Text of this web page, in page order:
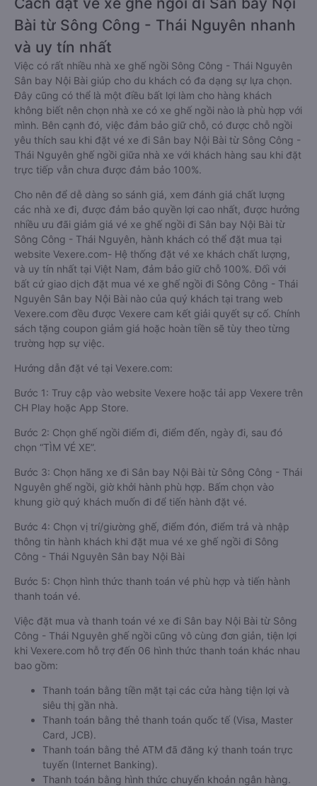
Bài từ Sông Công - Thái Nguyên nhanh
và uy tín nhất
Việc có rất nhiều nhà xe ghế ngồi Sông Công - Thái Nguyên
Sân bay Nội Bài giúp cho du khách có đa dạng sự lựa chọn.
Đây cũng có thể là một điều bất lợi làm cho hàng khách
không biết nên chọn nhà xe có xe ghế ngồi nào là phù hợp với
mình. Bên cạnh đó, việc đảm bảo giữ chỗ, có được chỗ ngồi
yêu thích sau khi đặt vé xe đi Sân bay Nội Bài từ Sông Công -
Thái Nguyên ghế ngồi giữa nhà xe với khách hàng sau khi đặt
trực tiếp vẫn chưa được đảm bảo 100%.
Cho nên để dễ dàng so sánh giá, xem đánh giá chất lượng
các nhà xe đi, được đảm bảo quyền lợi cao nhất, được hưởng
nhiều ưu đãi giảm giá vé xe ghế ngồi đi Sân bay Nội Bài từ
Sông Công - Thái Nguyên, hành khách có thể đặt mua tại
website Vexere.com- Hệ thống đặt vé xe khách chất lượng,
và uy tín nhất tại Việt Nam, đảm bảo giữ chỗ 100%. Đối với
bất cứ giao dịch đặt mua vé xe ghế ngồi đi Sông Công - Thái
Nguyên Sân bay Nội Bài nào của quý khách tại trang web
Vexere.com đều được Vexere cam kết giải quyết sự cố. Chính
sách tặng coupon giảm giá hoặc hoàn tiền sẽ tùy theo từng
trường hợp sự việc.
Hướng dẫn đặt vé tại Vexere.com:
Bước 1: Truy cập vào website Vexere hoặc tải app Vexere trên
CH Play hoặc App Store.
Bước 2: Chọn ghế ngồi điểm đi, điểm đến, ngày đi, sau đó
chọn “TÌM VÉ XE”.
Bước 3: Chọn hãng xe đi Sân bay Nội Bài từ Sông Công - Thái
Nguyên ghế ngồi, giờ khởi hành phù hợp. Bấm chọn vào
khung giờ quý khách muốn đi để tiến hành đặt vé.
Bước 4: Chọn vị trí/giường ghế, điểm đón, điểm trả và nhập
thông tin hành khách khi đặt mua vé xe ghế ngồi đi Sông
Công - Thái Nguyên Sân bay Nội Bài
Bước 5: Chọn hình thức thanh toán vé phù hợp và tiến hành
thanh toán vé.
Việc đặt mua và thanh toán vé xe đi Sân bay Nội Bài từ Sông
Công - Thái Nguyên ghế ngồi cũng vô cùng đơn giản, tiện lợi
khi Vexere.com hỗ trợ đến 06 hình thức thanh toán khác nhau
bao gồm:
Thanh toán bằng tiền mặt tại các cửa hàng tiện lợi và
siêu thị gần nhà.
Thanh toán bằng thẻ thanh toán quốc tế (Visa, Master
Card, JCB).
Thanh toán bằng thẻ ATM đã đăng ký thanh toán trực
tuyến (Internet Banking).
Thanh toán bằng hình thức chuyển khoản ngân hàng.